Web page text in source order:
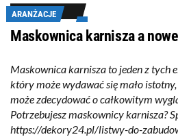
ARANŻACJE
Maskownica karnisza a
Maskownica karnisza to jeden z tych
który może wydawać się mało
może zdecydować o całkowitym
Potrzebujesz maskownicy karnisza?
https://dekory24.pl/listwy-do-